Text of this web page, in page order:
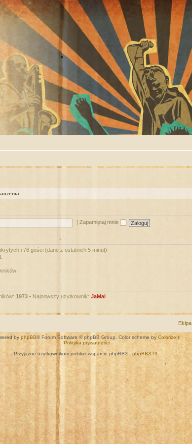
Zapamiętaj mnie
i 76 gości (dane z ostatnich 5 minut)
1973 • Najnowszy użytkownik: JaMal
Ekipa
by phpBB® Forum Software © phpBB Group. Color scheme by ColorizeIt!
Polityka prywatności
Przyjazne użytkownikom polskie wsparcie phpBB3 - phpBB3.PL